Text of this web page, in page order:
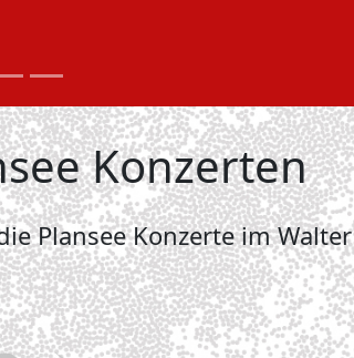
Konzerten
Plansee Konzerte im Walter